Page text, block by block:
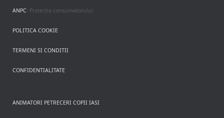
ANPC- Protectia consumatorului
POLITICA COOKIE
TERMENI SI CONDITII
CONFIDENTIALITATE
ANIMATORI PETRECERI COPII IASI